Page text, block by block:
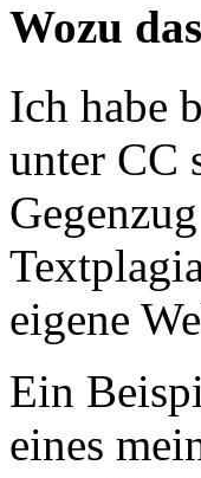
Wozu
Ich habe
unter CC
eigene
Ein
eines